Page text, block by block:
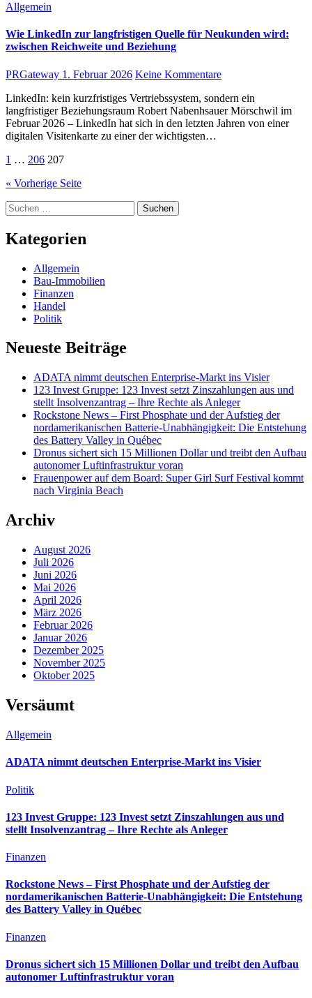
Allgemein
Wie LinkedIn zur langfristigen Quelle für Neukunden wird:
zwischen Reichweite und Beziehung
PRGateway 1. Februar 2026 Keine Kommentare
LinkedIn: kein kurzfristiges Vertriebssystem, sondern ein
langfristiger Beziehungsraum Robert Nabenhsauer Mörschwil im
Februar 2026 – LinkedIn hat sich in den letzten Jahren von einer
digitalen Visitenkarte zu einer der wichtigsten…
Seitennummerierung
der
Beiträge
1 … 206 207
« Vorherige Seite
Suchen
nach:
Kategorien
Allgemein
Bau-Immobilien
Finanzen
Handel
Politik
Neueste Beiträge
ADATA nimmt deutschen Enterprise-Markt ins Visier
123 Invest Gruppe: 123 Invest setzt Zinszahlungen aus und
stellt Insolvenzantrag – Ihre Rechte als Anleger
Rockstone News – First Phosphate und der Aufstieg der
nordamerikanischen Batterie-Unabhängigkeit: Die Entstehung
des Battery Valley in Québec
Dronus sichert sich 15 Millionen Dollar und treibt den Aufbau
autonomer Luftinfrastruktur voran
Frauenpower auf dem Board: Super Girl Surf Festival kommt
nach Virginia Beach
Archiv
August 2026
Juli 2026
Juni 2026
Mai 2026
April 2026
März 2026
Februar 2026
Januar 2026
Dezember 2025
November 2025
Oktober 2025
Versäumt
Allgemein
ADATA nimmt deutschen Enterprise-Markt ins Visier
Politik
123 Invest Gruppe: 123 Invest setzt Zinszahlungen aus und
stellt Insolvenzantrag – Ihre Rechte als Anleger
Finanzen
Rockstone News – First Phosphate und der Aufstieg der
nordamerikanischen Batterie-Unabhängigkeit: Die Entstehung
des Battery Valley in Québec
Finanzen
Dronus sichert sich 15 Millionen Dollar und treibt den Aufbau
autonomer Luftinfrastruktur voran